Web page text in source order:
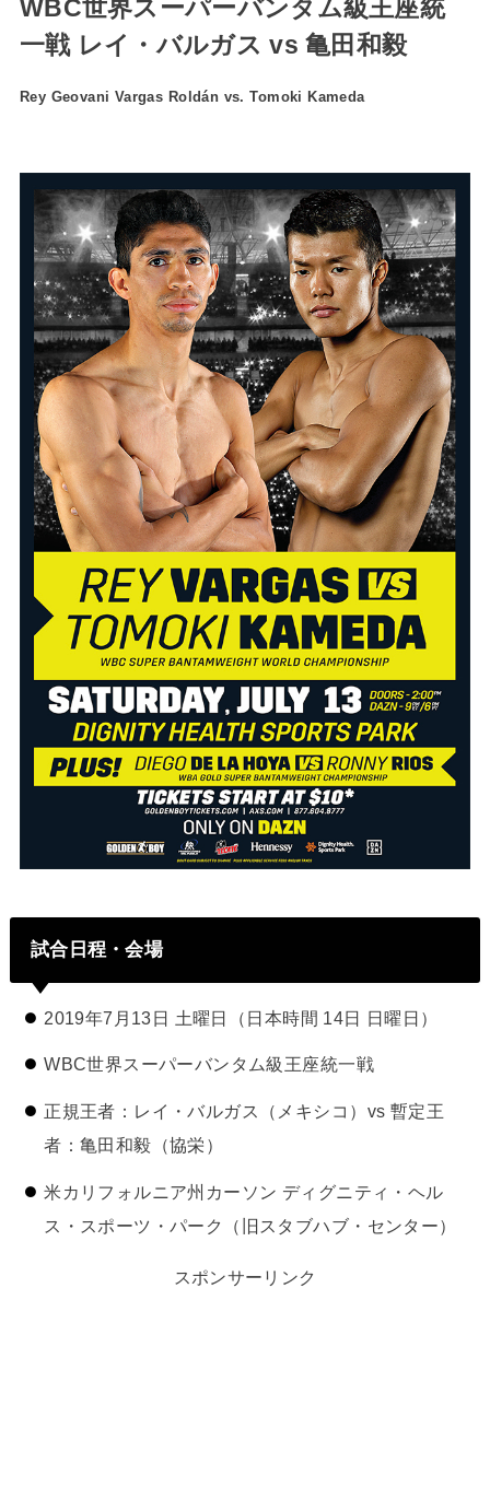
WBC世界スーパーバンタム級王座統
一戦 レイ・バルガス vs 亀田和毅
Rey Geovani Vargas Roldán vs. Tomoki Kameda
試合日程・会場
2019年7月13日 土曜日（日本時間 14日 日曜日）
WBC世界スーパーバンタム級王座統一戦
正規王者：レイ・バルガス（メキシコ）vs 暫定王
者：亀田和毅（協栄）
米カリフォルニア州カーソン ディグニティ・ヘル
ス・スポーツ・パーク（旧スタブハブ・センター）
スポンサーリンク